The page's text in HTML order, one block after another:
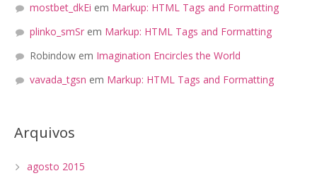
mostbet_dkEi em Markup: HTML Tags and Formatting
plinko_smSr em Markup: HTML Tags and Formatting
Robindow em Imagination Encircles the World
vavada_tgsn em Markup: HTML Tags and Formatting
Arquivos
agosto 2015